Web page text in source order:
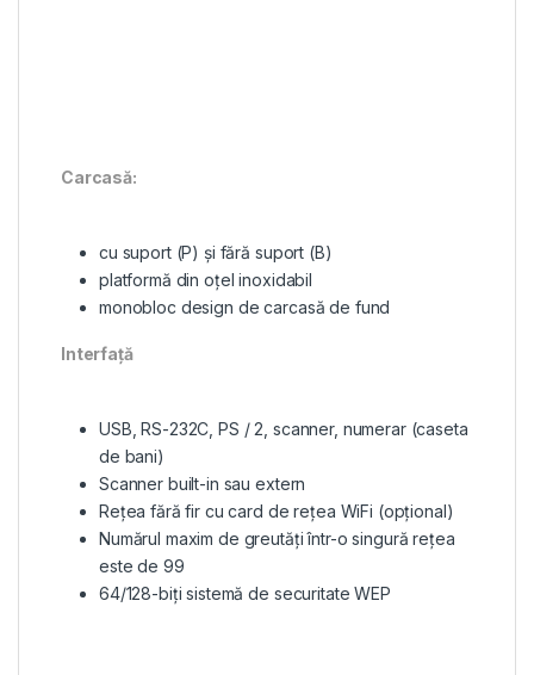
Carcasă:
cu suport (P) și fără suport (B)
platformă din oțel inoxidabil
monobloc design de carcasă de fund
Interfață
USB, RS-232C, PS / 2, scanner, numerar (caseta
de bani)
Scanner built-in sau extern
Rețea fără fir cu card de rețea WiFi (opțional)
Numărul maxim de greutăți într-o singură rețea
este de 99
64/128-biți sistemă de securitate WEP